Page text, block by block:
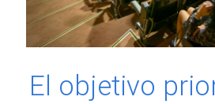
El objetivo